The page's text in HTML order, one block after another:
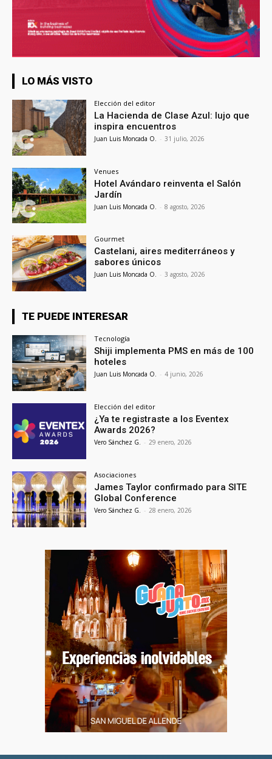
LO MÁS VISTO
Elección del editor
La Hacienda de Clase Azul: lujo que
inspira encuentros
Juan Luis Moncada O. - 31 julio, 2026
Venues
Hotel Avándaro reinventa el Salón
Jardín
Juan Luis Moncada O. - 8 agosto, 2026
Gourmet
Castelani, aires mediterráneos y
sabores únicos
Juan Luis Moncada O. - 3 agosto, 2026
TE PUEDE INTERESAR
Tecnología
Shiji implementa PMS en más de 100
hoteles
Juan Luis Moncada O. - 4 junio, 2026
Elección del editor
¿Ya te registraste a los Eventex
Awards 2026?
Vero Sánchez G. - 29 enero, 2026
Asociaciones
James Taylor confirmado para SITE
Global Conference
Vero Sánchez G. - 28 enero, 2026